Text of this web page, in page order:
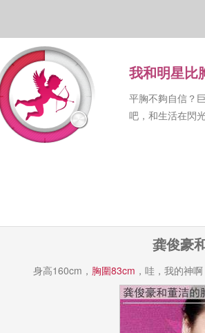
我和明星比
平胸不夠自信？
吧，和生活在閃
龚俊豪
身高160cm， 胸圍83cm ，哇，我的神啊